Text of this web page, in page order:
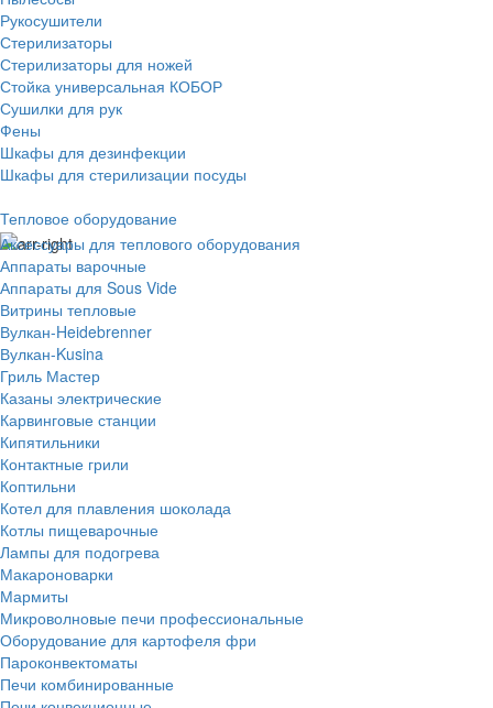
Рукосушители
Стерилизаторы
Стерилизаторы для ножей
Стойка универсальная КОБОР
Сушилки для рук
Фены
Шкафы для дезинфекции
Шкафы для стерилизации посуды
Тепловое оборудование
Аксессуары для теплового оборудования
Аппараты варочные
Аппараты для Sous Vide
Витрины тепловые
Вулкан-Heidebrenner
Вулкан-Kusina
Гриль Мастер
Казаны электрические
Карвинговые станции
Кипятильники
Контактные грили
Коптильни
Котел для плавления шоколада
Котлы пищеварочные
Лампы для подогрева
Макароноварки
Мармиты
Микроволновые печи профессиональные
Оборудование для картофеля фри
Пароконвектоматы
Печи комбинированные